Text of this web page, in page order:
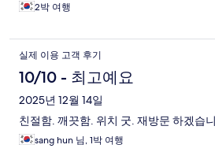
2박 여행
실제 이용 고객 후기
10/10 - 최고예요
2025년 12월 14일
친절함. 깨끗함. 위치 굿. 재방문 하겠습
sang hun 님, 1박 여행